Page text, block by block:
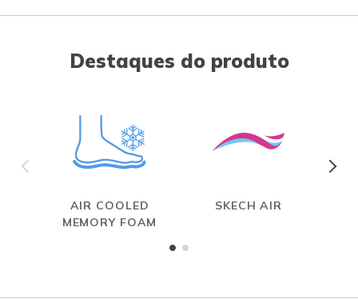
Destaques do produto
AIR COOLED
MEMORY FOAM
SKECH AIR